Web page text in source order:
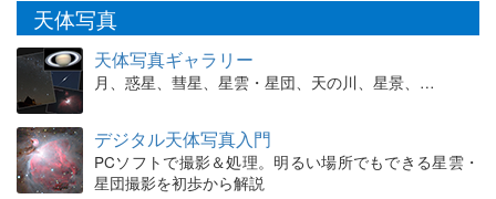
天体写真
天体写真ギャラリー
月、惑星、彗星、星雲・星団、天の川、星景、…
デジタル天体写真入門
PCソフトで撮影＆処理。明るい場所でもできる星雲・
星団撮影を初歩から解説